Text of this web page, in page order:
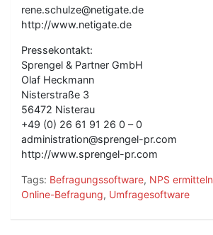
rene.schulze@netigate.de
http://www.netigate.de
Pressekontakt:
Sprengel & Partner GmbH
Olaf Heckmann
Nisterstraße 3
56472 Nisterau
+49 (0) 26 61 91 26 0 – 0
administration@sprengel-pr.com
http://www.sprengel-pr.com
Tags: Befragungssoftware, NPS ermitteln
Online-Befragung, Umfragesoftware